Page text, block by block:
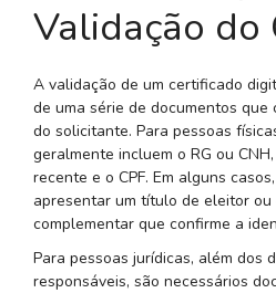
Validação do
A validação de um certificado
de uma série de documentos que
do solicitante. Para pessoas
geralmente incluem o RG ou
recente e o CPF. Em alguns
apresentar um título de eleitor
complementar que confirme a
Para pessoas jurídicas, além dos
responsáveis, são necessários